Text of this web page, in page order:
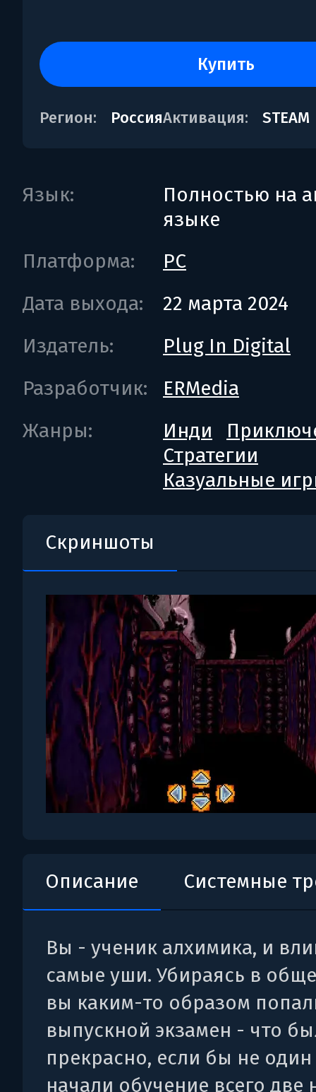
купить
Регион: РоссияАктивация: STEAM
Язык:
Полностью на
языке
Платформа:
PC
Дата выхода:
22 марта 2024
Издатель:
Plug In Digital
Разработчик:
ERMedia
Жанры:
Инди
Стратегии
Казуальные
Скриншоты
Описание Системные
Вы - ученик алхимика, и
самые уши. Убираясь в
вы каким-то образом
выпускной экзамен - что
прекрасно, если бы не
начали обучение всего две